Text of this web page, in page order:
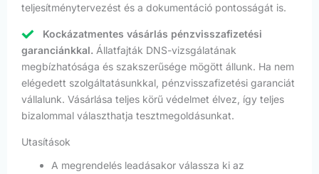
teljesítménytervezést és a dokumentáció pontosságát is.
Kockázatmentes vásárlás pénzvisszafizetési
garanciánkkal. Állatfajták DNS-vizsgálatának
megbízhatósága és szakszerűsége mögött állunk. Ha nem
elégedett szolgáltatásunkkal, pénzvisszafizetési garanciát
vállalunk. Vásárlása teljes körű védelmet élvez, így teljes
bizalommal választhatja tesztmegoldásunkat.
Utasítások
A megrendelés leadásakor válassza ki az